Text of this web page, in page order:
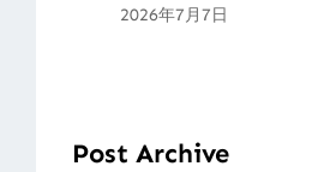
2026年7月7日
Post Archive